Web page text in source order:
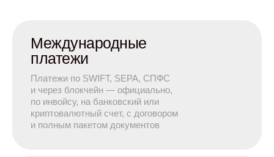
Международные
платежи
Платежи по SWIFT, SEPA, СПФС
и через блокчейн — официально,
по инвойсу, на банковский или
криптовалютный счет, с договором
и полным пакетом документов